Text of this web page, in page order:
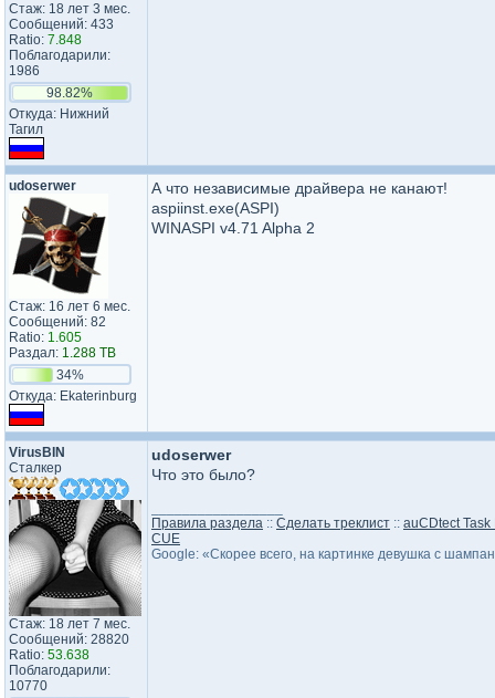
Стаж: 18 лет 3 мес.
Сообщений: 433
Ratio: 7.848
Поблагодарили:
1986
98.82%
Откуда: Нижний
Тагил
udoserwer
Стаж: 16 лет 6 мес.
Сообщений: 82
Ratio: 1.605
Раздал: 1.288 TB
34%
Откуда: Ekaterinburg
А что независимые драйвера не канают!
aspiinst.exe(ASPI)
WINASPI v4.71 Alpha 2
VirusBIN
Сталкер
Стаж: 18 лет 7 мес.
Сообщений: 28820
Ratio: 53.638
Поблагодарили:
10770
udoserwer
Что это было?
Правила раздела :: Сделать треклист :: auCDtect
CUE
Google: «Скорее всего, на картинке девушка с